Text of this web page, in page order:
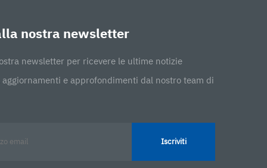
nostra newsletter
newsletter per ricevere le ultime notizie
e approfondimenti dal nostro team di
Iscriviti